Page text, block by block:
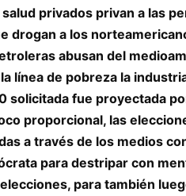
privados privan a las
drogan a los
abusan del
línea de pobreza la
solicitada fue proyectada
proporcional, las
a través de los medios
para destripar con
para también